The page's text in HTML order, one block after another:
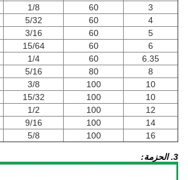
60
1/8
4
60
5/32
5
60
3/16
60
15/64
6.35
60
1/4
80
5/16
10
100
3/8
10
100
15/32
12
100
1/2
14
100
9/16
16
100
5/8
3. الحزمة: